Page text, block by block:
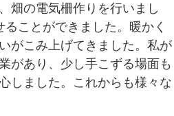
畑の電気柵作りを行いまし
ことができました。暖かく
がこみ上げてきました。私が
があり、少し手こずる場面も
しました。これからも様々な